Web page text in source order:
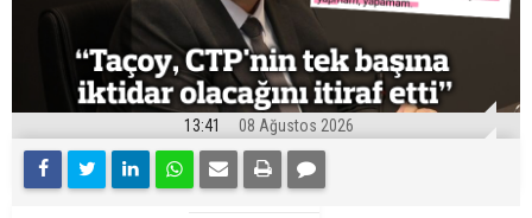
13:41 08 Ağustos 2026